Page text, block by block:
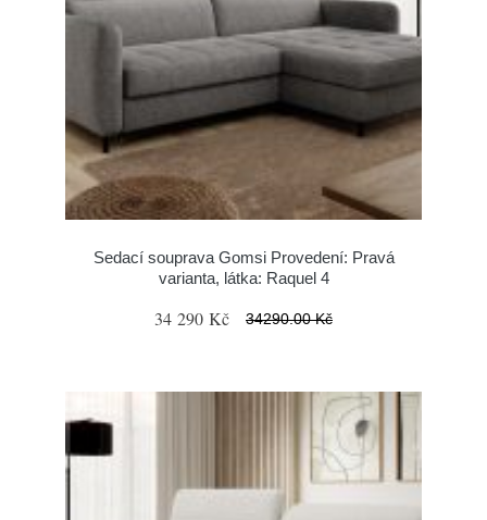
Sedací souprava Gomsi Provedení: Pravá
varianta, látka: Raquel 4
34 290 Kč 34290.00 Kč